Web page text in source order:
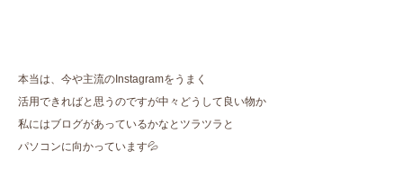
本当は、今や主流のInstagramをうまく
活用できればと思うのですが中々どうして良い物か
私にはブログがあっているかなとツラツラと
パソコンに向かっています💦